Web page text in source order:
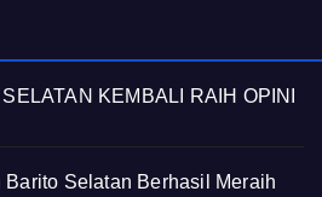
KEMBALI RAIH OPINI
Selatan Berhasil Meraih